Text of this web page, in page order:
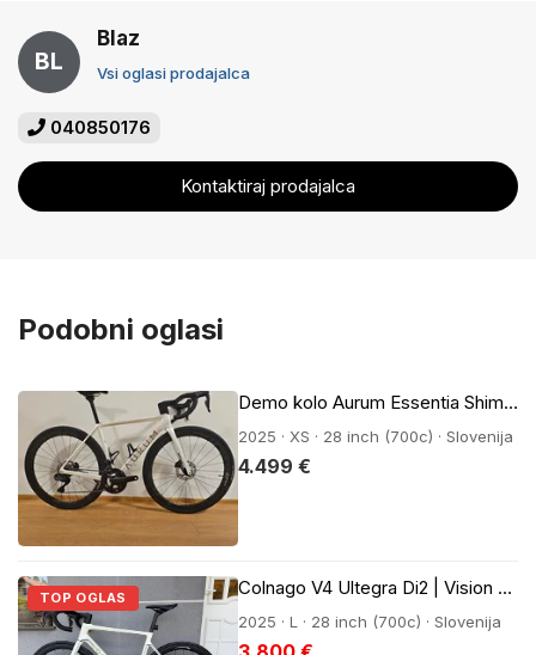
BL
Blaz
Vsi oglasi prodajalca
040850176
Kontaktiraj prodajalca
Podobni oglasi
Demo kolo Aurum Essentia Shimano Ultegra Di2 12s ZIPP 303s
2025 · XS · 28 inch (700c) · Slovenija
4.499 €
TOP OGLAS Colnago V4 Ultegra Di2 | Vision SC45 | 2025 | 1000 km
2025 · L · 28 inch (700c) · Slovenija